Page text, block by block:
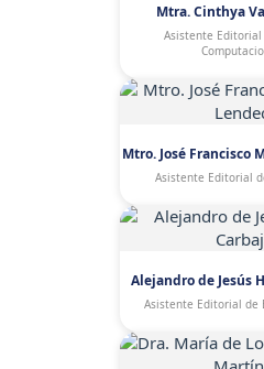
Mtra. Cinthya
Asistente Editorial
Mtro. José Francisco
Asistente Editorial
Alejandro de Jesús
Asistente Editorial de